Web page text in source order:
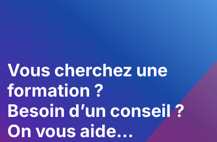
Vous cherchez une
formation ?
Besoin d’un conseil ?
On vous aide…